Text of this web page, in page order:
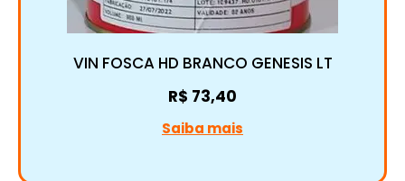
VIN FOSCA HD BRANCO GENESIS LT
R$ 73,40
Saiba mais